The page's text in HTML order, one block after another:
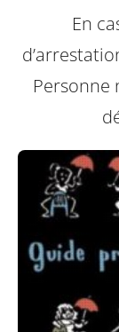
En
Personne